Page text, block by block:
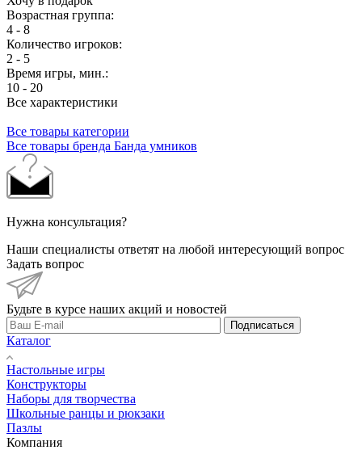
Возрастная группа:
4 - 8
Количество игроков:
2 - 5
Время игры, мин.:
10 - 20
Все характеристики
Все товары категории
Все товары бренда Банда умников
Нужна консультация?
Наши специалисты ответят на любой интересующий вопрос
Задать вопрос
Будьте в курсе наших акций и новостей
Подписаться
Каталог
Настольные игры
Конструкторы
Наборы для творчества
Школьные ранцы и рюкзаки
Пазлы
Компания